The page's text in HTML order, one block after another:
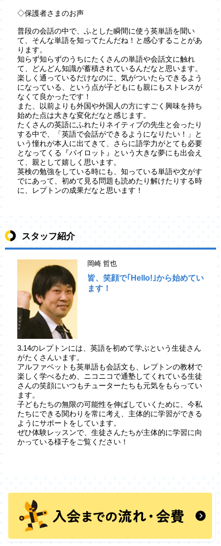
◇保護者さまのお声
普段の会話の中で、ふとした瞬間に使う英単語を聞い
て、そんな単語を知ってたんだね！と感心することがあ
ります。
知らず知らずのうちにたくさんの単語や会話文に触れ
て、どんどん知識が蓄積されているんだなと思います。
楽しく通っているだけなのに、気がついたらできるよう
になっている、という点が子どもにも親にもストレスが
なくて良かったです！
また、以前よりも外国や外国人の方にすごく興味を持ち
始めた点は大きな変化だなと感じます。
たくさんの英語にふれたりネイティブの先生と会ったり
する中で、「英語で会話ができるようになりたい！」と
いう憧れが本人に出てきて、さらに語学力がとても必要
となってくる『パイロット』という大きな夢にも出会え
て、親として嬉しく思います。
英検の勉強をしている時にも、知っている単語や文がす
でにあって、初めて見る問題も読めたり解けたりする時
に、レプトンの成果だなと思います！
スタッフ紹介
岡崎 哲也
皆、笑顔で｢Hello!｣から始めてい
ます！
3.14のレプトンには、英語を初めて学ぶという生徒さん
がたくさんいます。
アルファベットも英単語も会話文も、レプトンの教材で
楽しく学べるため、ニコニコで通塾してくれている生徒
さんの笑顔にいつもチューターたちも元気をもらってい
ます。
子どもたちの無限の可能性を伸ばしていくために、今私
たちにできる関わりを常に考え、主体的に学習ができる
ようにサポートをしています。
ぜひ体験レッスンで、生徒さんたちが主体的に学習に向
かっている様子をご覧ください！